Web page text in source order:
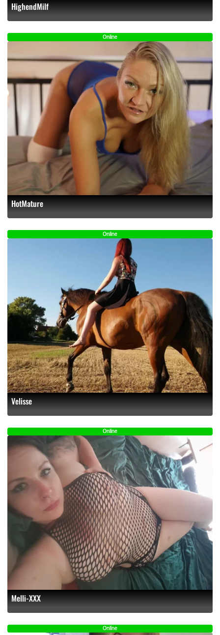
HighendMilf
Online
HotMature
Online
Velisse
Online
Melli-XXX
Online